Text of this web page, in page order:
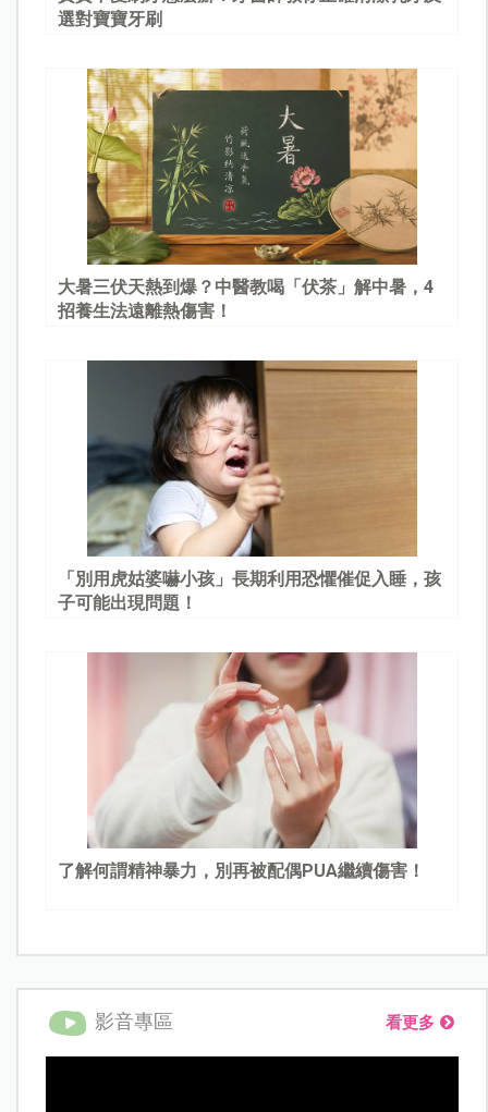
選對寶寶牙刷
大暑三伏天熱到爆？中醫教喝「伏茶」解中暑，4
招養生法遠離熱傷害！
「別用虎姑婆嚇小孩」長期利用恐懼催促入睡，孩
子可能出現問題！
了解何謂精神暴力，別再被配偶PUA繼續傷害！
影音專區 看更多